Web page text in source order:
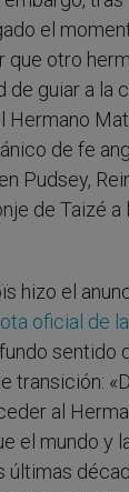
el
otro
de guiar a la
Hermano
de fe
Pudsey,
de Taizé a
hizo el
oficial de
sentido
transición:
al
el mundo y
últimas